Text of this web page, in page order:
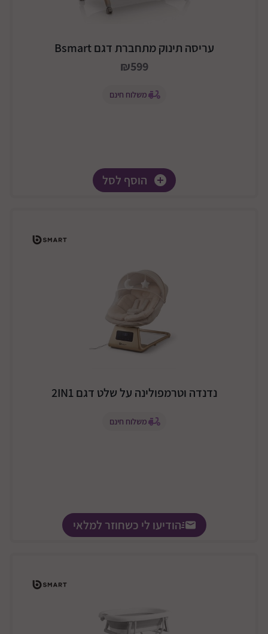
עריסה תינוק מתחברת דגם Bsmart
₪599
משלוח חינם
הוסף לסל
נדנדה וטרמפולינה על שלט דגם 2IN1
משלוח חינם
הודיעו לי כשחוזר למלאי